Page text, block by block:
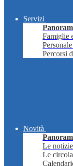
Servizi
Famiglie
Percorsi
Novità
Le notizie
Le